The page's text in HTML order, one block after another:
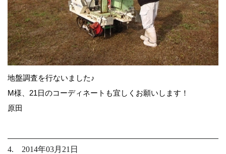
地盤調査を行ないました♪
M様、21日のコーディネートも宜しくお願いします！
原田
4. 2014年03月21日